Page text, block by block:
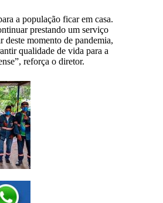
a população ficar em casa.
prestando um serviço
deste momento de pandemia,
qualidade de vida para a
reforça o diretor.